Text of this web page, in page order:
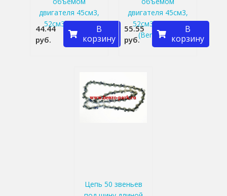
двигателя 45см3,
52см3 и 58см3
44.44
руб.
В
корзину
двигателя 45см3,
52см3 и 58см3
(Benzoritm)
55.55
руб.
В
корзину
Цепь 50 звеньев